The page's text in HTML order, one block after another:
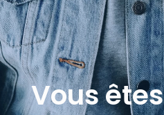
Vous êtes